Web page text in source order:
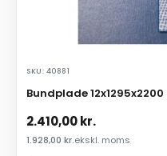
SKU: 40881
Bundplade 12x1295x2200
2.410,00kr.
1.928,00 kr.ekskl. moms